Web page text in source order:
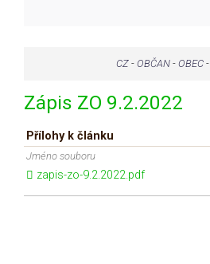
CZ- OBČAN- OBEC-
Zápis ZO 9.2.2022
Přílohy k článku
Jméno souboru
zapis-zo-9.2.2022.pdf